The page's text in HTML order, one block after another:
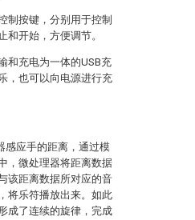
制按键，分别用于控制
和开始，方便调节。
和充电为一体的USB充
，也可以向电源进行充
感应手的距离，通过模
，微处理器将距离数据
该距离数据所对应的音
将乐符播放出来。如此
成了连续的旋律，完成